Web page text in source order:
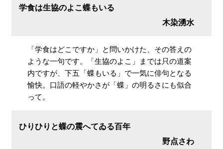
学食は生協のよこ蝶もいる
木染湧水
「学食はどこですか」と問いかけた、その答えの
ような一句です。「生協のよこ」までは只の道案
内ですが、下五「蝶もいる」で一気に俳句となる
愉快。口語の軽やかさが「蝶」の明るさにも似合
って。
ひりひりと蝶の震へてゐる百年
野点さわ